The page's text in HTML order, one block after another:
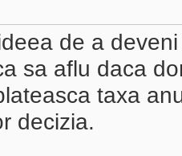
de a
sa aflu daca
taxa
decizia.